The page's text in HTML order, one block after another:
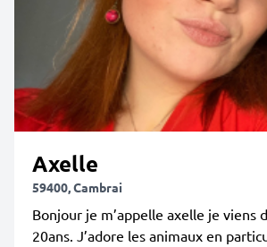
Axelle
59400, Cambrai
Bonjour je m’appelle axelle je viens
20ans. J’adore les animaux en